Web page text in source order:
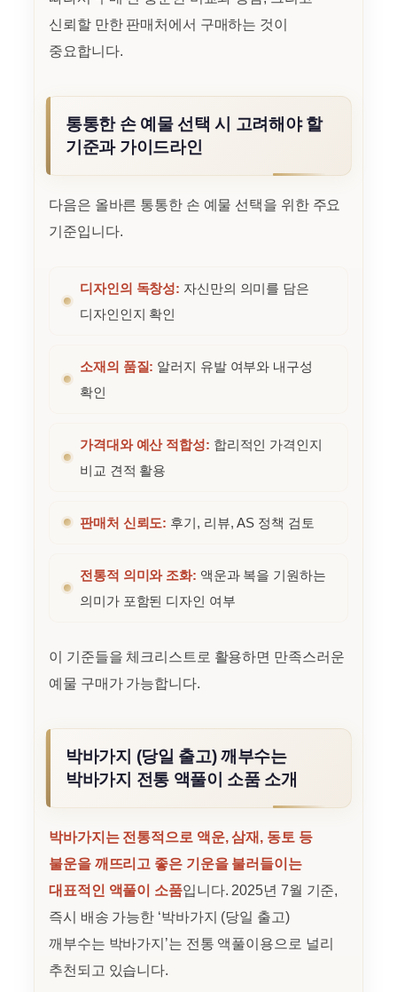
신뢰할 만한 판매처에서 구매하는 것이
중요합니다.
통통한 손 예물 선택 시 고려해야 할
기준과 가이드라인
다음은 올바른 통통한 손 예물 선택을 위한 주요
기준입니다.
디자인의 독창성: 자신만의 의미를 담은
디자인인지 확인
소재의 품질: 알러지 유발 여부와 내구성
확인
가격대와 예산 적합성: 합리적인 가격인지
비교 견적 활용
판매처 신뢰도: 후기, 리뷰, AS 정책 검토
전통적 의미와 조화: 액운과 복을 기원하는
의미가 포함된 디자인 여부
이 기준들을 체크리스트로 활용하면 만족스러운
예물 구매가 가능합니다.
박바가지 (당일 출고) 깨부수는
박바가지 전통 액풀이 소품 소개
박바가지는 전통적으로 액운, 삼재, 동토 등
불운을 깨뜨리고 좋은 기운을 불러들이는
대표적인 액풀이 소품입니다. 2025년 7월 기준,
즉시 배송 가능한 ‘박바가지 (당일 출고)
깨부수는 박바가지’는 전통 액풀이용으로 널리
추천되고 있습니다.